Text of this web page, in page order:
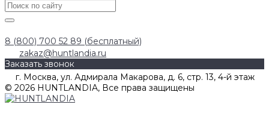
8 (800) 700 52 89 (бесплатный)
zakaz@huntlandia.ru
Заказать звонок
г. Москва, ул. Адмирала Макарова, д. 6, стр. 13, 4-й этаж
© 2026 HUNTLANDIA, Все права защищены